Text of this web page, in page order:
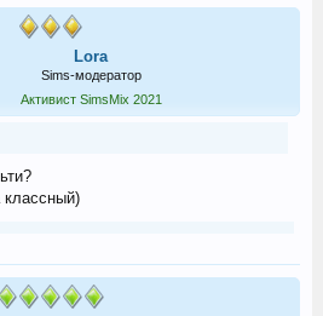
Lora
Sims-модератор
Активист SimsMix 2021
классный)